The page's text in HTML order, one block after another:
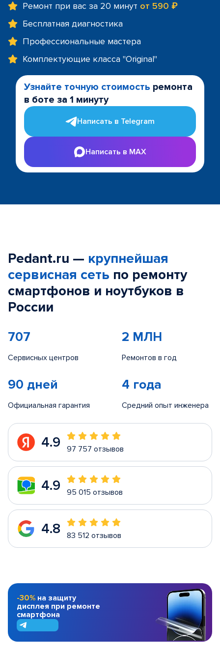
Ремонт при вас за 20 минут от 590 ₽
Бесплатная диагностика
Профессиональные мастера
Комплектующие класса "Original"
Узнайте точную стоимость ремонта
в боте за 1 минуту
Написать в Telegram
Написать в MAX
Pedant.ru — крупнейшая
сервисная сеть по ремонту
смартфонов и ноутбуков в
России
707
Сервисных центров
2 МЛН
Ремонтов в год
90 дней
Официальная гарантия
4 года
Средний опыт инженера
4.9 97 757 отзывов
4.9 95 015 отзывов
4.8 83 512 отзывов
-30% на защиту
дисплея при ремонте
смартфона